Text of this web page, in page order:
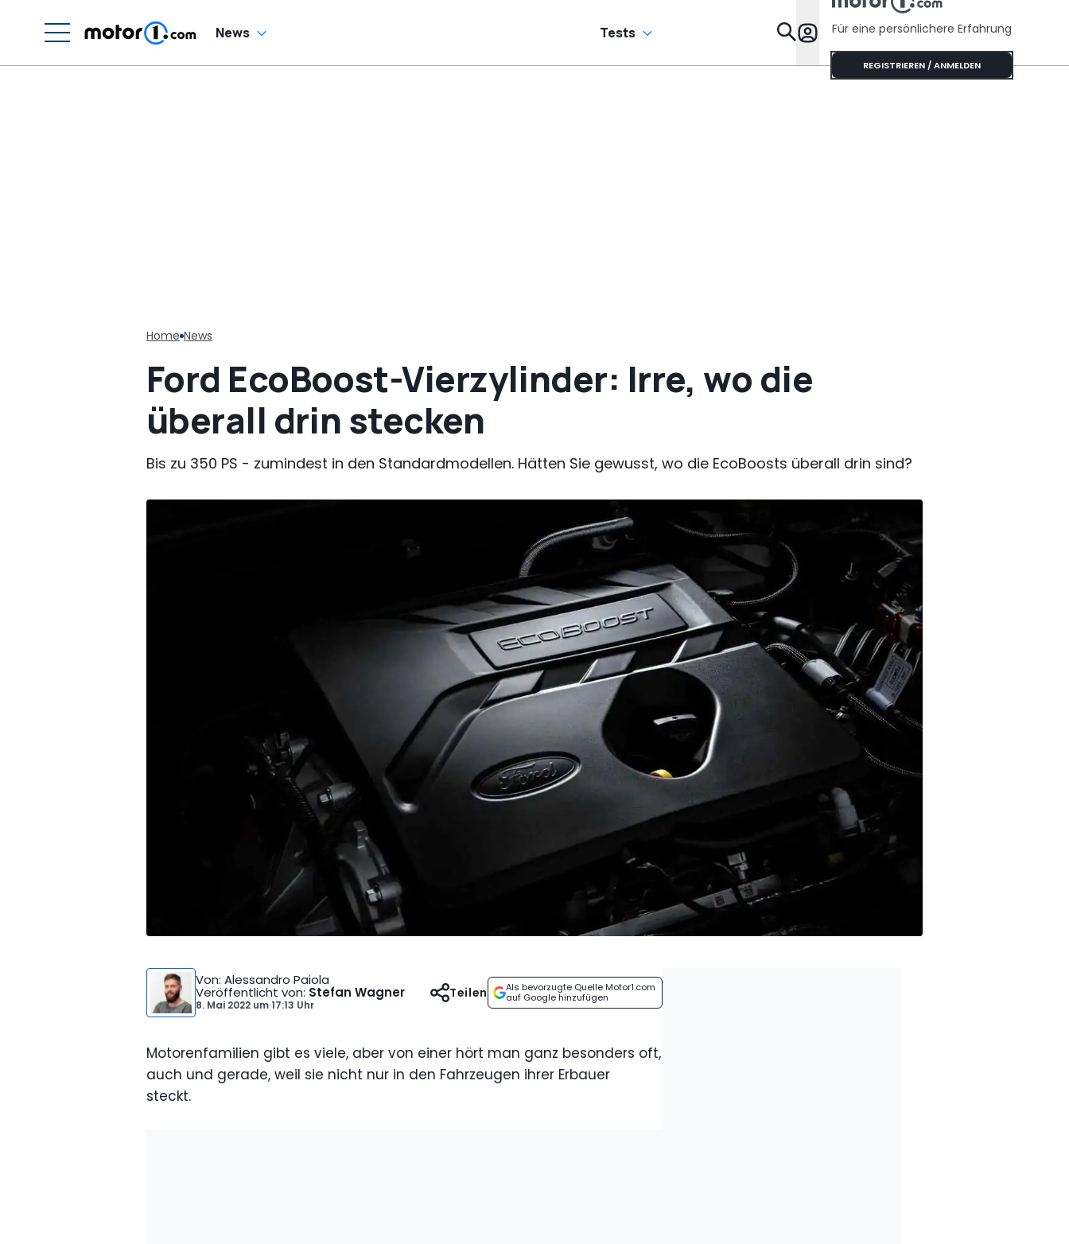
News Tests Specials
Für eine persönlichere Erfahrung
REGISTRIEREN / ANMELDEN
Home News
Ford EcoBoost-Vierzylinder: Irre, wo die
überall drin stecken
Bis zu 350 PS - zumindest in den Standardmodellen. Hätten Sie gewusst, wo die EcoBoosts überall drin sind?
Von: Alessandro Paiola
Veröffentlicht von: Stefan Wagner
8. Mai 2022 um17:13 Uhr
Als bevorzugte Quelle Motor1.com
auf Google hinzufügen
Teilen
Motorenfamilien gibt es viele, aber von einer hört man ganz besonders oft,
auch und gerade, weil sie nicht nur in den Fahrzeugen ihrer Erbauer
steckt.